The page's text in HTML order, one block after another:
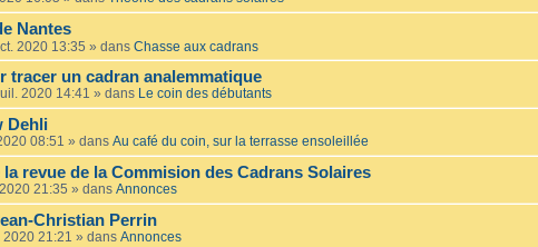
Nantes
2020 13:35 » dans Chasse aux cadrans
tracer un cadran analemmatique
2020 14:41 » dans Le coin des débutants
Dehli
08:51 » dans Au café du coin, sur la terrasse ensoleillée
revue de la Commision des Cadrans Solaires
21:35 » dans Annonces
Christian Perrin
2020 21:21 » dans Annonces